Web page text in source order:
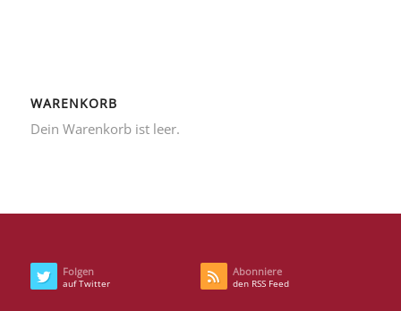
WARENKORB
Dein Warenkorb ist leer.
Folgen
auf Twitter
Abonniere
den RSS Feed